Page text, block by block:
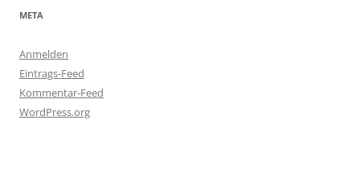
META
Anmelden
Eintrags-Feed
Kommentar-Feed
WordPress.org